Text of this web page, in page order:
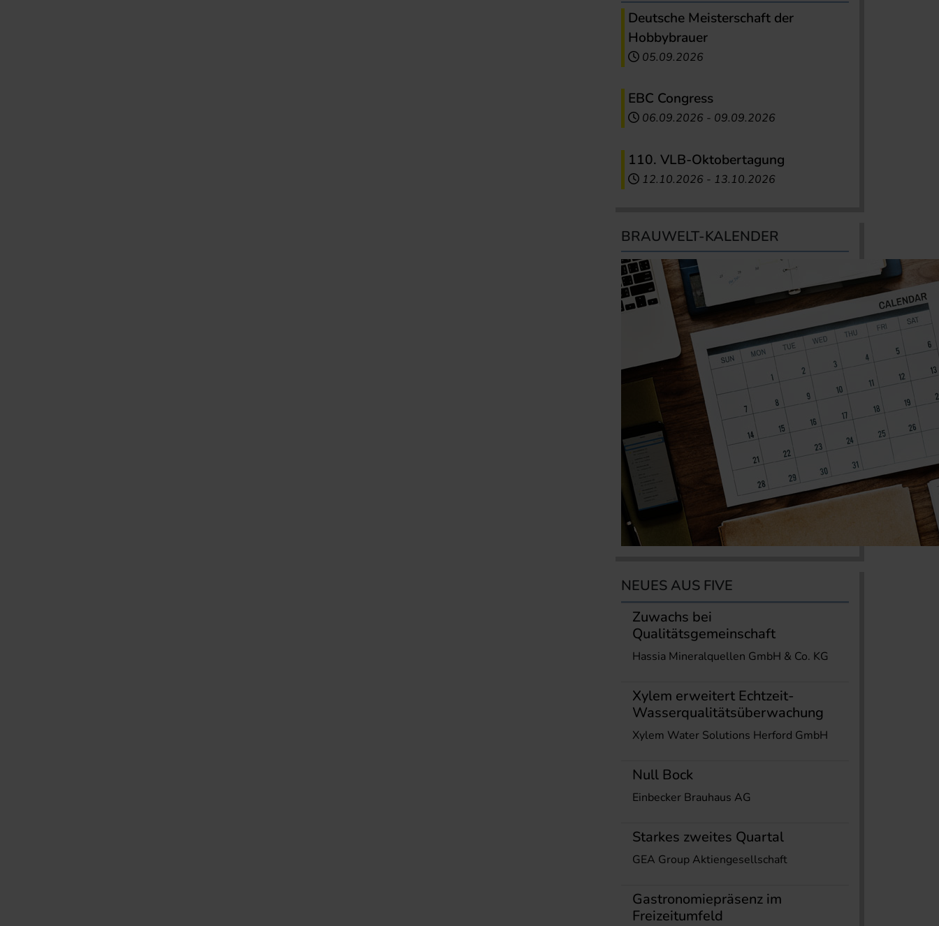
Deutsche Meisterschaft der
Hobbybrauer
05.09.2026
EBC Congress
06.09.2026 - 09.09.2026
110. VLB-Oktobertagung
12.10.2026 - 13.10.2026
BRAUWELT-KALENDER
NEUES AUS FIVE
Zuwachs bei
Qualitätsgemeinschaft
Hassia Mineralquellen GmbH & Co. KG
Xylem erweitert Echtzeit-
Wasserqualitätsüberwachung
Xylem Water Solutions Herford GmbH
Null Bock
Einbecker Brauhaus AG
Starkes zweites Quartal
GEA Group Aktiengesellschaft
Gastronomiepräsenz im
Freizeitumfeld